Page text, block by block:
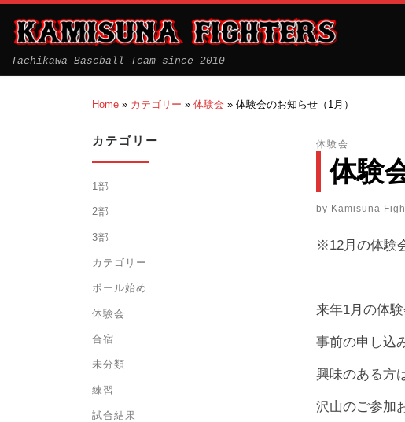
Tachikawa Baseball Team since 2010
Home » カテゴリー » 体験会 » 体験会のお知らせ（1月）
体験会
体験
by Kamisuna
※12月の体験
来年1月の体
事前の申し込
興味のある方
沢山のご参加
カテゴリー
1部
2部
3部
カテゴリー
ボール始め
体験会
合宿
未分類
練習
試合結果